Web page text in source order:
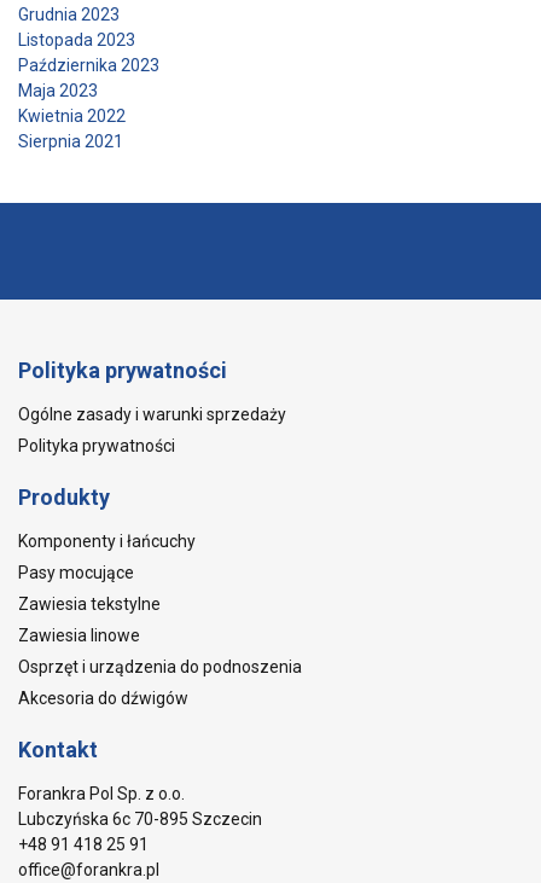
Grudnia 2023
Listopada 2023
Października 2023
Maja 2023
Kwietnia 2022
Sierpnia 2021
Polityka prywatności
Ogólne zasady i warunki sprzedaży
Polityka prywatności
Produkty
Komponenty i łańcuchy
Pasy mocujące
Zawiesia tekstylne
Zawiesia linowe
Osprzęt i urządzenia do podnoszenia
Akcesoria do dźwigów
Kontakt
Forankra Pol Sp. z o.o.
Lubczyńska 6c 70-895 Szczecin
+48 91 418 25 91
office@forankra.pl